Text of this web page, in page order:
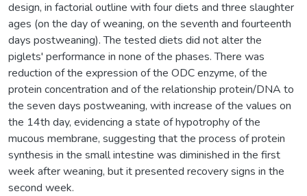
design, in factorial outline with four diets and three slaughter
ages (on the day of weaning, on the seventh and fourteenth
days postweaning). The tested diets did not alter the
piglets' performance in none of the phases. There was
reduction of the expression of the ODC enzyme, of the
protein concentration and of the relationship protein/DNA to
the seven days postweaning, with increase of the values on
the 14th day, evidencing a state of hypotrophy of the
mucous membrane, suggesting that the process of protein
synthesis in the small intestine was diminished in the first
week after weaning, but it presented recovery signs in the
second week.